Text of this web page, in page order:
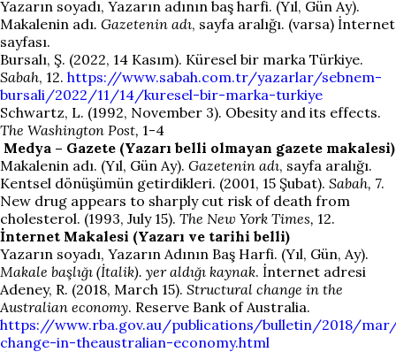
Yazarın soyadı, Yazarın adının baş harfi. (Yıl, Gün Ay).
Makalenin adı. Gazetenin adı, sayfa aralığı. (varsa) İnternet
sayfası.
Bursalı, Ş. (2022, 14 Kasım). Küresel bir marka Türkiye.
Sabah, 12. https://www.sabah.com.tr/yazarlar/sebnem-
bursali/2022/11/14/kuresel-bir-marka-turkiye
Schwartz, L. (1992, November 3). Obesity and its effects.
The Washington Post, 1-4
Medya – Gazete (Yazarı belli olmayan gazete makalesi)
Makalenin adı. (Yıl, Gün Ay). Gazetenin adı, sayfa aralığı.
Kentsel dönüşümün getirdikleri. (2001, 15 Şubat). Sabah, 7.
New drug appears to sharply cut risk of death from
cholesterol. (1993, July 15). The New York Times, 12.
İnternet Makalesi (Yazarı ve tarihi belli)
Yazarın soyadı, Yazarın Adının Baş Harfi. (Yıl, Gün, Ay).
Makale başlığı (İtalik). yer aldığı kaynak. İnternet adresi
Adeney, R. (2018, March 15). Structural change in the
Australian economy. Reserve Bank of Australia.
https://www.rba.gov.au/publications/bulletin/2018/
change-in-theaustralian-economy.html